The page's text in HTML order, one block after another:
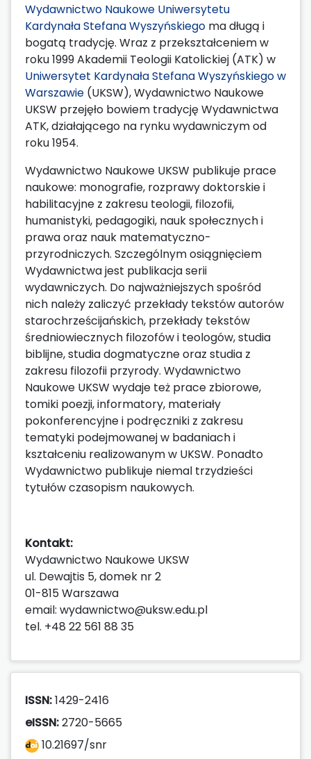
Wydawnictwo Naukowe Uniwersytetu
Kardynała Stefana Wyszyńskiego ma długą i
bogatą tradycję. Wraz z przekształceniem w
roku 1999 Akademii Teologii Katolickiej (ATK) w
Uniwersytet Kardynała Stefana Wyszyńskiego w
Warszawie (UKSW), Wydawnictwo Naukowe
UKSW przejęło bowiem tradycję Wydawnictwa
ATK, działającego na rynku wydawniczym od
roku 1954.
Wydawnictwo Naukowe UKSW publikuje prace
naukowe: monografie, rozprawy doktorskie i
habilitacyjne z zakresu teologii, filozofii,
humanistyki, pedagogiki, nauk społecznych i
prawa oraz nauk matematyczno-
przyrodniczych. Szczególnym osiągnięciem
Wydawnictwa jest publikacja serii
wydawniczych. Do najważniejszych spośród
nich należy zaliczyć przekłady tekstów autorów
starochrześcijańskich, przekłady tekstów
średniowiecznych filozofów i teologów, studia
biblijne, studia dogmatyczne oraz studia z
zakresu filozofii przyrody. Wydawnictwo
Naukowe UKSW wydaje też prace zbiorowe,
tomiki poezji, informatory, materiały
pokonferencyjne i podręczniki z zakresu
tematyki podejmowanej w badaniach i
kształceniu realizowanym w UKSW. Ponadto
Wydawnictwo publikuje niemal trzydzieści
tytułów czasopism naukowych.
Kontakt:
Wydawnictwo Naukowe UKSW
ul. Dewajtis 5, domek nr 2
01-815 Warszawa
email: wydawnictwo@uksw.edu.pl
tel. +48 22 561 88 35
ISSN:1429-2416
eISSN:2720-5665
10.21697/snr